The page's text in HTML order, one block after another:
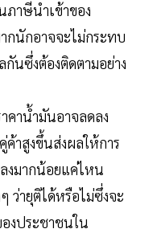
ภาษีนำเข้าของ
กนักอาจจะไม่กระทบ
กันซึ่งต้องติดตามอย่าง
คาน้ำมันอาจลดลง
าสูงขึ้นส่งผลให้การ
งมากน้อยแค่ไหน
ว่ายุติได้หรือไม่ซึ่งจะ
งประชาชนใน